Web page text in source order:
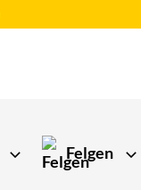
Felgen